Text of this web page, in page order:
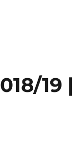
19 |